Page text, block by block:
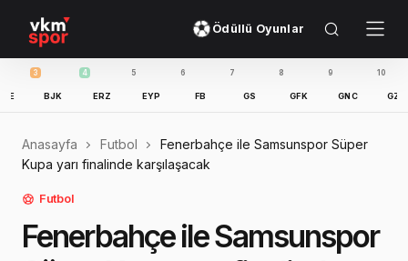
Ödüllü Oyunlar
BJK
4
ERZ EYP FB GS GFK GNC GZT
11
Anasayfa Futbol
Fenerbahçe ile Samsunspor Süper
Kupa yarı finalinde karşılaşacak
Futbol
Fenerbahçe ile Samsunspor